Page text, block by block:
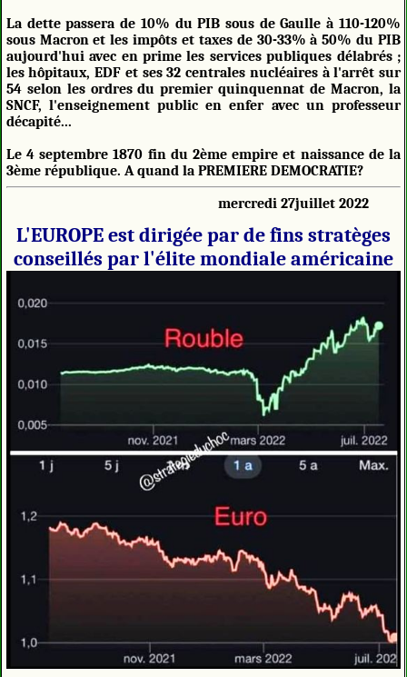
La dette passera de 10% du PIB sous de Gaulle à 110-120%
sous Macron et les impôts et taxes de 30-33% à 50% du PIB
aujourd'hui avec en prime les services publiques délabrés ;
les hôpitaux, EDF et ses 32 centrales nucléaires à l'arrêt sur
54 selon les ordres du premier quinquennat de Macron, la
SNCF, l'enseignement public en enfer avec un professeur
décapité...
Le 4 septembre 1870 fin du 2ème empire et naissance de la
3ème république. A quand la PREMIERE DEMOCRATIE?
mercredi 27juillet 2022
L'EUROPE est dirigée par de fins stratèges
conseillés par l'élite mondiale américaine